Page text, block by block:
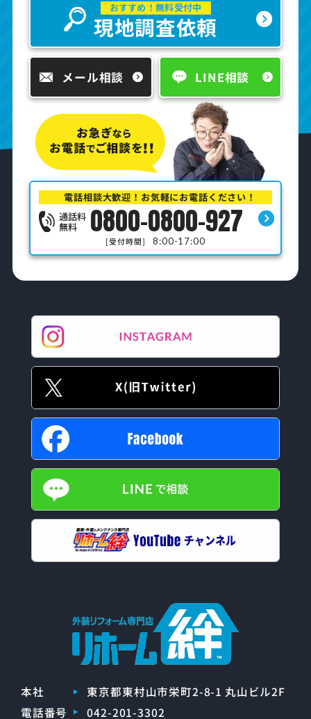
おすすめ！無料受付中
現地調査依頼
メール相談 LINE相談
電話相談大歓迎！お気軽にお電話ください！
通話料
無料 0800-0800-927
[受付時間] 8:00-17:00
本社
東京都東村山市栄町2-8-1 丸山ビル2F
電話番号
042-201-3302